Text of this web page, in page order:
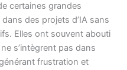
certaines grandes
des projets d’IA sans
Elles ont souvent abouti
s’intègrent pas dans
frustration et